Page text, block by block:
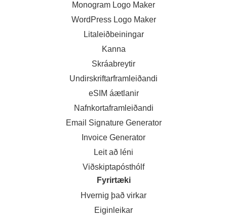
Monogram Logo Maker
WordPress Logo Maker
Litaleiðbeiningar
Kanna
Skráabreytir
Undirskriftarframleiðandi
eSIM áætlanir
Nafnkortaframleiðandi
Email Signature Generator
Invoice Generator
Leit að léni
Viðskiptapósthólf
Fyrirtæki
Hvernig það virkar
Eiginleikar